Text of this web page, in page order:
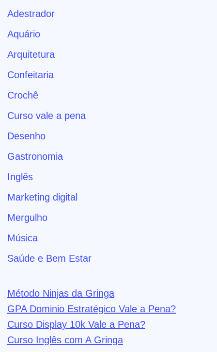
Adestrador
Aquário
Arquitetura
Confeitaria
Crochê
Curso vale a pena
Desenho
Gastronomia
Inglês
Marketing digital
Mergulho
Música
Saúde e Bem Estar
Método Ninjas da Gringa
GPA Dominio Estratégico Vale a Pena?
Curso Display 10k Vale a Pena?
Curso Inglês com A Gringa